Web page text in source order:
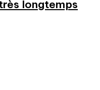
longtemps